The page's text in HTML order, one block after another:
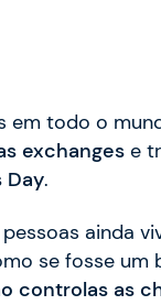
em todo o
exchanges e
Day.
ainda
se fosse um
controlas as